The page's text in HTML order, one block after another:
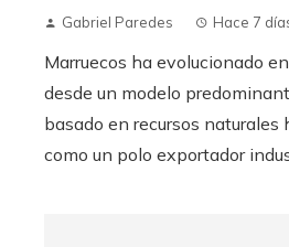
Gabriel Paredes Hace 7
Marruecos ha evolucionado
desde un modelo
basado en recursos naturales
como un polo exportador